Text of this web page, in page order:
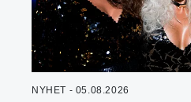
NYHET - 05.08.2026